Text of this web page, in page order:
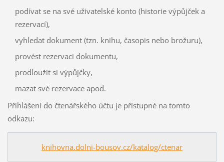
podívat se na své uživatelské konto (historie výpůjček a
rezervací),
vyhledat dokument (tzn. knihu, časopis nebo brožuru),
provést rezervaci dokumentu,
prodloužit si výpůjčky,
mazat své rezervace apod.
Přihlášení do čtenářského účtu je přístupné na tomto
odkazu:
knihovna.dolni-bousov.cz/katalog/ctenar